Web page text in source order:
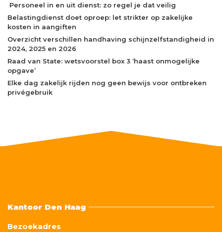
Personeel in en uit dienst: zo regel je dat veilig
Belastingdienst doet oproep: let strikter op zakelijke
kosten in aangiften
Overzicht verschillen handhaving schijnzelfstandigheid in
2024, 2025 en 2026
Raad van State: wetsvoorstel box 3 ‘haast onmogelijke
opgave’
Elke dag zakelijk rijden nog geen bewijs voor ontbreken
privégebruik
Kantoor Den Haag
Bezoekadres